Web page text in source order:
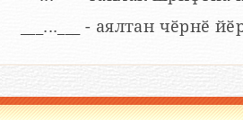
___...___ - аялтан чӗрнӗ